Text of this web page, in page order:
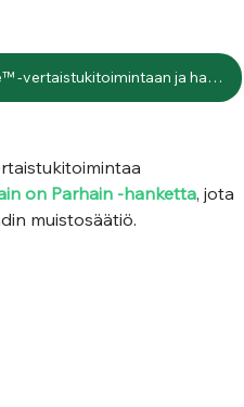
Tutustu You Are Not Alone™ -vertaistukitoimintaan ja hae mukaan
on Parhain -hanketta, jota
muistosäätiö.